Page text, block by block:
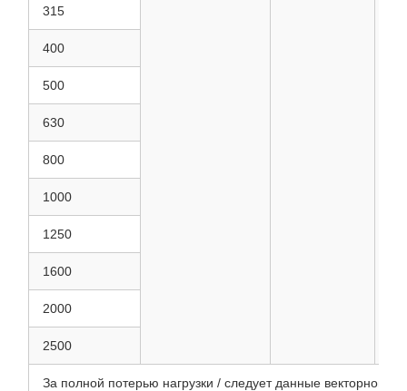
315
400
500
630
800
1000
1250
1600
2000
2500
За полной потерью нагрузки / следует данные векторной